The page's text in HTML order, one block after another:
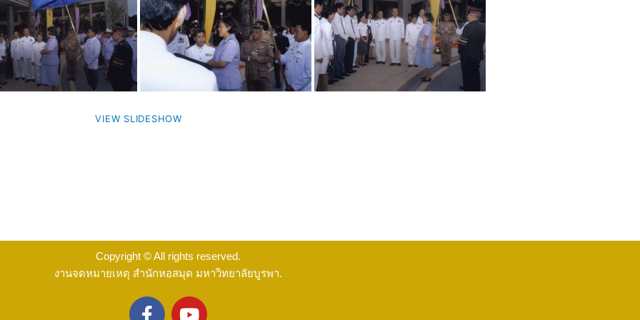
VIEW SLIDESHOW
Copyright © All rights reserved.
งานจดหมายเหตุ สำนักหอสมุด มหาวิทยาลัยบูรพา.
F
Y